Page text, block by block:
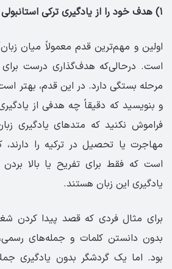
۱) هدف خود را از یادگیری ترکی استانبولی مشخص کنید
اولین و مهم‌ترین قدم معمولاً میان
است. درحالی‌که هدف‌گذاری درست برای
مرحله بستگی دارد. در این قدم، بهتر
و بنویسید که دقیقاً چه هدفی از
فراموش نکنید که متدهای یادگیری
مهاجرت یا تحصیل در ترکیه را دارند،
است که فقط برای تفریح یا بالا
یادگیری این زبان هستند.
برای مثال فردی که قصد پیدا کردن
بدون دانستن کلمات و جمله‌های
بود. اما یک گردشگر بدون یادگیری